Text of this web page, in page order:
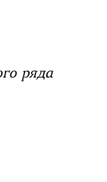
ряда